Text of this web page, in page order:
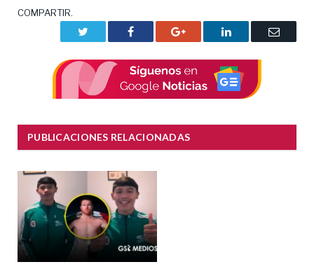
COMPARTIR.
Facebook Google+ LinkedIn
Correo
PUBLICACIONES RELACIONADAS